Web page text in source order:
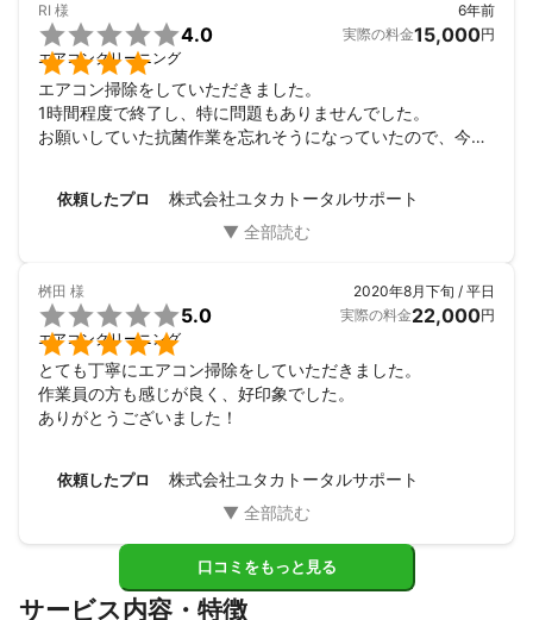
RI 様


4.0
エアコンクリーニング
6年前
実際の料金15,000円
エアコン掃除をしていただきました。
1時間程度で終了し、特に問題もありませんでした。
お願いしていた抗菌作業を忘れそうになっていたので、今後
依頼したプロ 株式会社ユタカトータルサポート
桝田 様


5.0
エアコンクリーニング
2020年8月下旬 / 平日
実際の料金22,000円
とても丁寧にエアコン掃除をしていただきました。
作業員の方も感じが良く、好印象でした。
ありがとうございました！
依頼したプロ 株式会社ユタカトータルサポート
口コミをもっと見る
サービス内容・特徴